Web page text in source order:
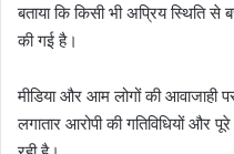
बताया कि किसी भी अप्रिय स्थिति से
की गई है।
मीडिया और आम लोगों की आवाजाही
लगातार आरोपी की गतिविधियों